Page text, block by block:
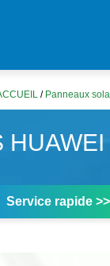
/ Panneaux
Service rapide >>